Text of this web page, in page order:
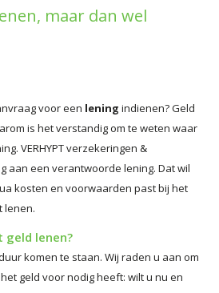
maar dan wel
voor een lening indienen? Geld
is het verstandig om te weten waar
VERHYPT verzekeringen &
aan een verantwoorde lening. Dat wil
kosten en voorwaarden past bij het
lenen.
geld lenen?
komen te staan. Wij raden u aan om
geld voor nodig heeft: wilt u nu en